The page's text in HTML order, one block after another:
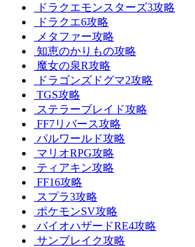
ドラクエモンスターズ3攻略
ドラクエ6攻略
メタファー攻略
知恵のかりもの攻略
魔女の泉R攻略
ドラゴンズドグマ2攻略
TGS攻略
ステラーブレイド攻略
FF7リバース攻略
パルワールド攻略
マリオRPG攻略
ティアキン攻略
FF16攻略
スプラ3攻略
ポケモンSV攻略
バイオハザードRE4攻略
サンブレイク攻略